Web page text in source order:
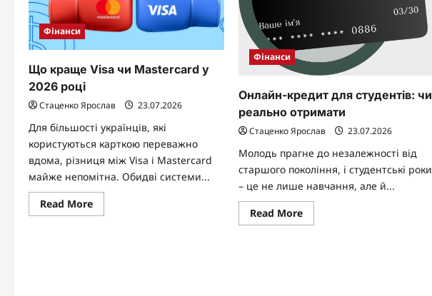
Фінанси
Що краще Visa чи Mastercard у
2026 році
Стаценко Ярослав 23.07.2026
Для більшості українців, які
користуються карткою переважно
вдома, різниця між Visa і Mastercard
майже непомітна. Обидві системи...
Read MoreRead
more
Фінанси
Онлайн-кредит для студентів: чи
реально отримати
Стаценко Ярослав 23.07.2026
Молодь прагне до незалежності від
старшого покоління, і студентські роки
– це не лише навчання, але й...
Read MoreRead
more